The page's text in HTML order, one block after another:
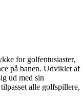
for golfentusiaster,
på banen. Udviklet af
ud med sin
alle golfspillere,